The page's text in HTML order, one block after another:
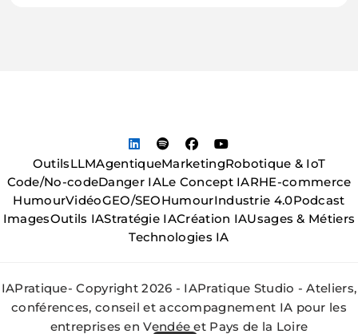
OutilsLLMAgentiqueMarketingRobotique & IoT
Code/No-codeDanger IALe Concept IARHE-commerce
HumourVidéoGEO/SEOHumourIndustrie 4.0Podcast
ImagesOutils IAStratégie IACréation IAUsages & Métiers
Technologies IA
IAPratique- Copyright 2026 - IAPratique Studio - Ateliers,
conférences, conseil et accompagnement IA pour les
entreprises en Vendée et Pays de la Loire